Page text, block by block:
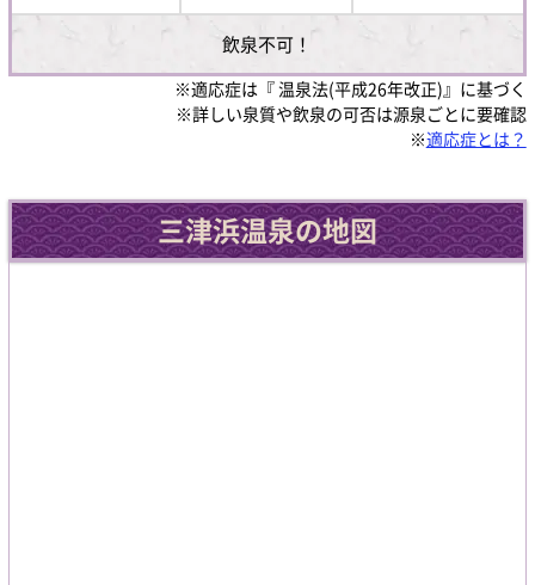
飲泉不可！
※適応症は『 温泉法(平成26年改正)』に基づく
※詳しい泉質や飲泉の可否は源泉ごとに要確認
※適応症とは？
三津浜温泉の地図